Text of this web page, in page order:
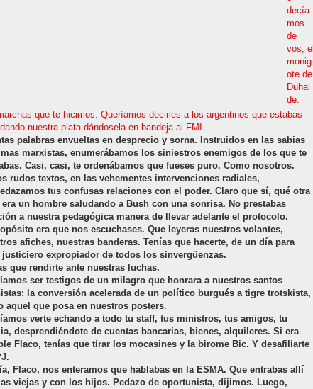
decía
mos
de
vos, el
monig
ote de
Duhal
de.
que te hicimos. Queríamos decirles a los argentinos que estabas
nuestra plata dándosela en bandeja al FMI.
palabras envueltas en desprecio y sorna. Instruidos en las sabias
marxistas, enumerábamos los siniestros enemigos de los que te
Casi, casi, te ordenábamos que fueses puro. Como nosotros.
rudos textos, en las vehementes intervenciones radiales,
tus confusas relaciones con el poder. Claro que sí, qué otra
era un hombre saludando a Bush con una sonrisa. No prestabas
a nuestra pedagógica manera de llevar adelante el protocolo.
era que nos escuchases. Que leyeras nuestros volantes,
afiches, nuestras banderas. Tenías que hacerte, de un día para
expropiador de todos los sinvergüenzas.
que rendirte ante nuestras luchas.
ser testigos de un milagro que honrara a nuestros santos
la conversión acelerada de un político burgués a tigre trotskista,
aquel que posa en nuestros posters.
verte echando a todo tu staff, tus ministros, tus amigos, tu
desprendiéndote de cuentas bancarias, bienes, alquileres. Si era
Flaco, tenías que tirar los mocasines y la birome Bic. Y desafiliarte
Flaco, nos enteramos que hablabas en la ESMA. Que entrabas allí
viejas y con los hijos. Pedazo de oportunista, dijimos. Luego,